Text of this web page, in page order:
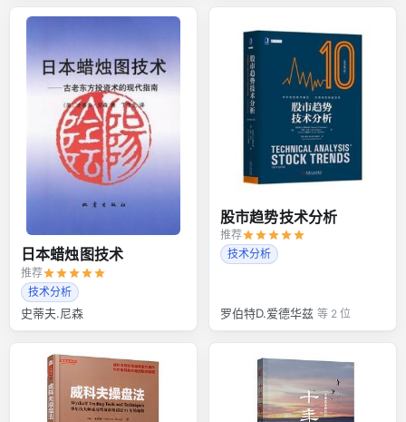
日本蜡烛图技术
推荐
技术分析
史蒂夫.尼森
股市趋势技术分析
推荐
技术分析
罗伯特D.爱德华兹 等 2 位